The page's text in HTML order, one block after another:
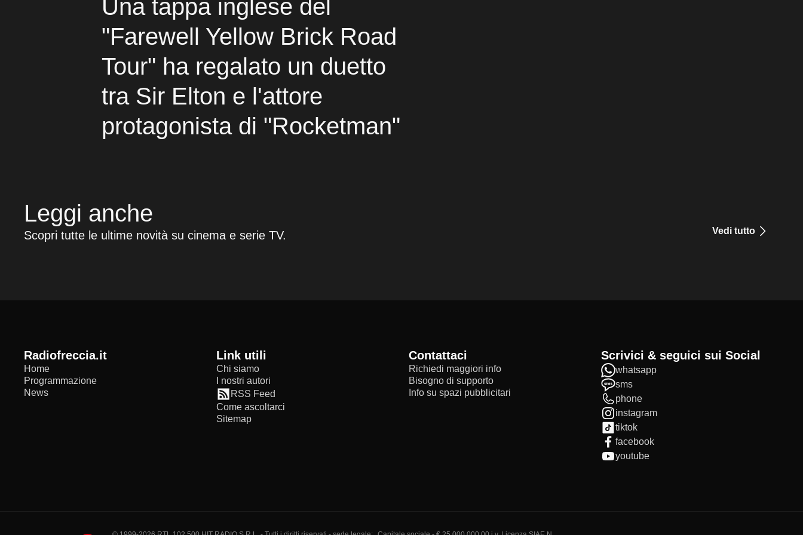
Una tappa inglese del
"Farewell Yellow Brick Road
Tour" ha regalato un duetto
tra Sir Elton e l'attore
protagonista di "Rocketman"
Leggi anche
Scopri tutte le ultime novità su cinema e serie TV. Vedi tutto
radiofreccia.it
Home
Programmazione
News
Link utili
Chi siamo
I nostri autori
RSS Feed
Come ascoltarci
Sitemap
Contattaci
Richiedi maggiori info
Bisogno di supporto
Info su spazi pubblicitari
Scrivici & seguici sui Social
whatsapp
sms
phone
instagram
tiktok
facebook
youtube